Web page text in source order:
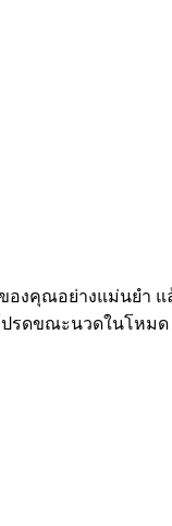
งคุณอย่างแม่นยำ
รดขณะนวดในโห